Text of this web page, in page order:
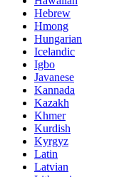
Hebrew
Hmong
Hungarian
Icelandic
Igbo
Javanese
Kannada
Kazakh
Khmer
Kurdish
Kyrgyz
Latin
Latvian